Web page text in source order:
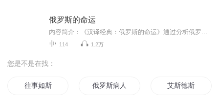
俄罗斯的命运
114 1.2万
您是不是在找：
往事如斯 俄罗斯病人 艾斯德斯